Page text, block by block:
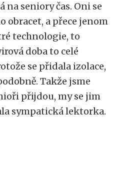
na seniory čas. Oni se
obracet, a přece jenom
technologie, to
doba to celé
se přidala izolace,
Takže jsme
přijdou, my se jim
sympatická lektorka.